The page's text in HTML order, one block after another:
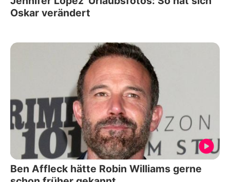
Oskar verändert
Ben Affleck hätte Robin Williams gerne